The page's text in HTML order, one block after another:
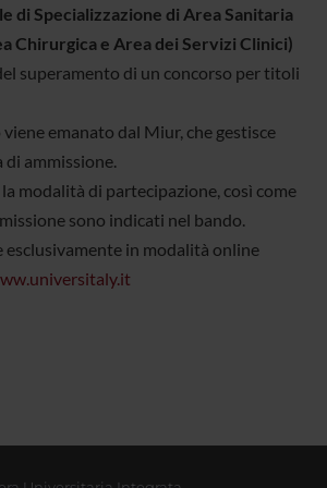
di Specializzazione di Area Sanitaria
Chirurgica e Area dei Servizi Clinici)
superamento di un concorso per titoli
viene emanato dal Miur, che gestisce
di ammissione.
modalità di partecipazione, così come
sono indicati nel bando.
esclusivamente in modalità online